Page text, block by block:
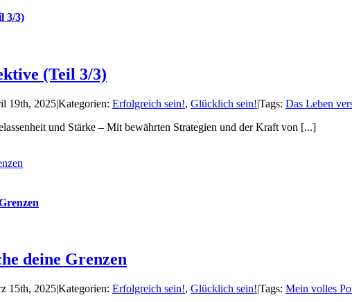
3/3)
(Teil 3/3)
19th, 2025|Kategorien: Erfolgreich sein!, Glücklich sein!|Tags: Das Leben
und Stärke – Mit bewährten Strategien und der Kraft von [...]
deine Grenzen
15th, 2025|Kategorien: Erfolgreich sein!, Glücklich sein!|Tags: Mein volles